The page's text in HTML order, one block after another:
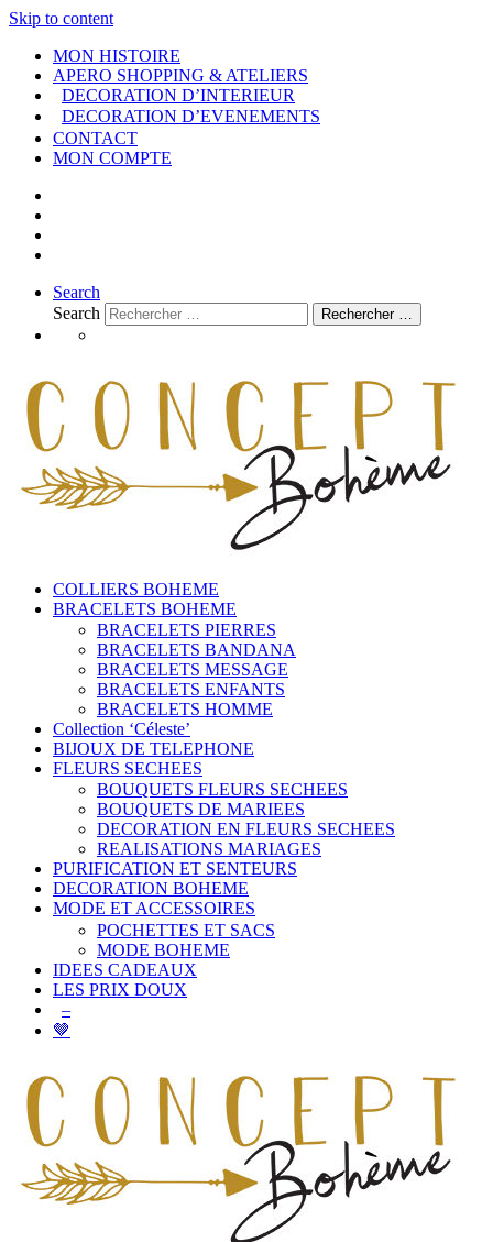
Skip to content
MON HISTOIRE
APERO SHOPPING & ATELIERS
DECORATION D’INTERIEUR
DECORATION D’EVENEMENTS
CONTACT
MON COMPTE
Search
Search
Rechercher …
COLLIERS BOHEME
BRACELETS BOHEME
BRACELETS PIERRES
BRACELETS BANDANA
BRACELETS MESSAGE
BRACELETS ENFANTS
BRACELETS HOMME
Collection ‘Céleste’
BIJOUX DE TELEPHONE
FLEURS SECHEES
BOUQUETS FLEURS SECHEES
BOUQUETS DE MARIEES
DECORATION EN FLEURS SECHEES
REALISATIONS MARIAGES
PURIFICATION ET SENTEURS
DECORATION BOHEME
MODE ET ACCESSOIRES
POCHETTES ET SACS
MODE BOHEME
IDEES CADEAUX
LES PRIX DOUX
–
🤎